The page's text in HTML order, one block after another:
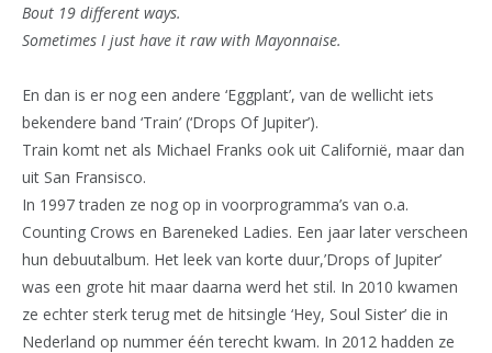
Bout 19 different ways.
Sometimes I just have it raw with Mayonnaise.
En dan is er nog een andere ‘Eggplant’, van de wellicht iets
bekendere band ‘Train’ (‘Drops Of Jupiter’).
Train komt net als Michael Franks ook uit Californië, maar dan
uit San Fransisco.
In 1997 traden ze nog op in voorprogramma’s van o.a.
Counting Crows en Bareneked Ladies. Een jaar later verscheen
hun debuutalbum. Het leek van korte duur,’Drops of Jupiter’
was een grote hit maar daarna werd het stil. In 2010 kwamen
ze echter sterk terug met de hitsingle ‘Hey, Soul Sister’ die in
Nederland op nummer één terecht kwam. In 2012 hadden ze